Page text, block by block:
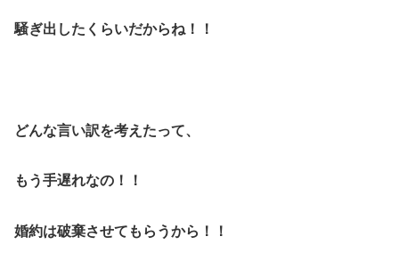
騒ぎ出したくらいだからね！！
どんな言い訳を考えたって、
もう手遅れなの！！
婚約は破棄させてもらうから！！